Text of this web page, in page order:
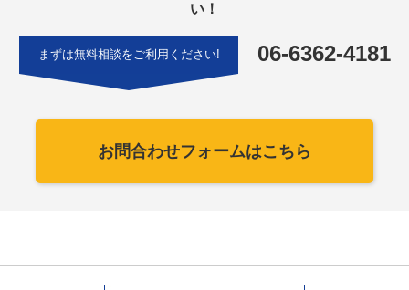
い！
まずは無料相談をご利用ください! 06-6362-4181
お問合わせフォームはこちら